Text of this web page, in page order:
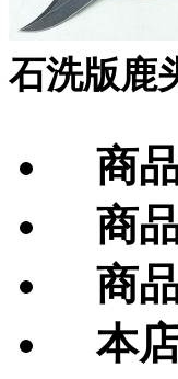
石洗版鹿
商
商
商
本